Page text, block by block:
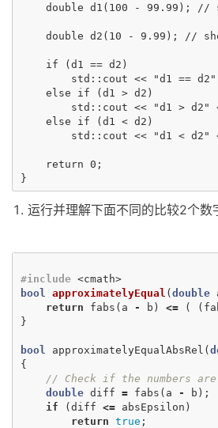
double d1(100 - 99.99); //
double d2(10 - 9.99); //
    if (d1 == d2)
std::cout << "d1 == d2"
    else if (d1 > d2)
std::cout << "d1 > d2"
    else if (d1 < d2)
std::cout << "d1 < d2"
    return 0;
运行并理解下面不同的比较2个数
#include <cmath>
bool approximatelyEqual ( double
return
fabs ( a - b ) <= ( (
}
bool approximatelyEqualAbsRel (
{
// Check if the numbers are
double diff = fabs ( a - b );
if
( diff <= absEpsilon )
return true ;